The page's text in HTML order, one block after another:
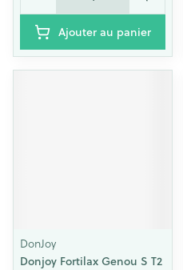
Ajouter au panier
DonJoy
Donjoy Fortilax Genou S T2